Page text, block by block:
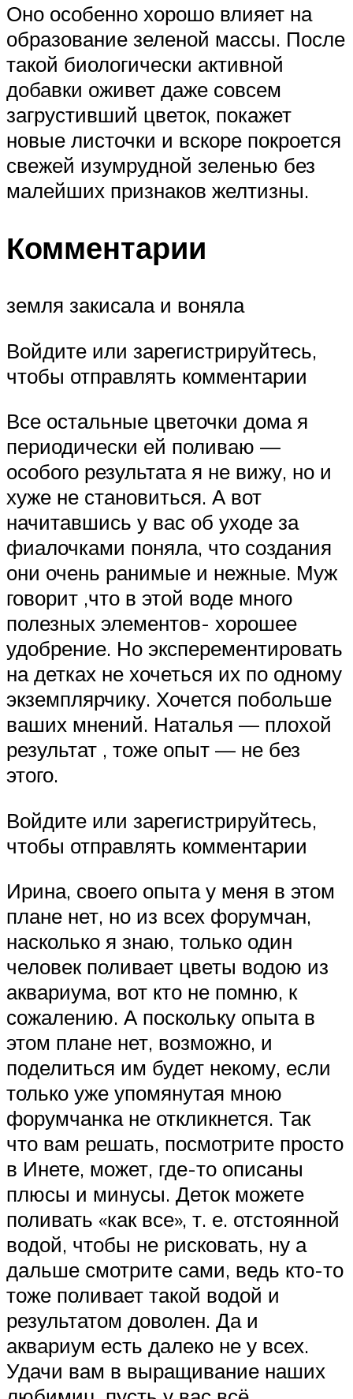
Оно особенно хорошо влияет на
образование зеленой массы. После
такой биологически активной
добавки оживет даже совсем
загрустивший цветок, покажет
новые листочки и вскоре покроется
свежей изумрудной зеленью без
малейших признаков желтизны.
Комментарии
земля закисала и воняла
Войдите или зарегистрируйтесь,
чтобы отправлять комментарии
Все остальные цветочки дома я
периодически ей поливаю —
особого результата я не вижу, но и
хуже не становиться. А вот
начитавшись у вас об уходе за
фиалочками поняла, что создания
они очень ранимые и нежные. Муж
говорит ,что в этой воде много
полезных элементов- хорошее
удобрение. Но эксперементировать
на детках не хочеться их по одному
экземплярчику. Хочется побольше
ваших мнений. Наталья — плохой
результат , тоже опыт — не без
этого.
Войдите или зарегистрируйтесь,
чтобы отправлять комментарии
Ирина, своего опыта у меня в этом
плане нет, но из всех форумчан,
насколько я знаю, только один
человек поливает цветы водою из
аквариума, вот кто не помню, к
сожалению. А поскольку опыта в
этом плане нет, возможно, и
поделиться им будет некому, если
только уже упомянутая мною
форумчанка не откликнется. Так
что вам решать, посмотрите просто
в Инете, может, где-то описаны
плюсы и минусы. Деток можете
поливать «как все», т. е. отстоянной
водой, чтобы не рисковать, ну а
дальше смотрите сами, ведь кто-то
тоже поливает такой водой и
результатом доволен. Да и
аквариум есть далеко не у всех.
Удачи вам в выращивание наших